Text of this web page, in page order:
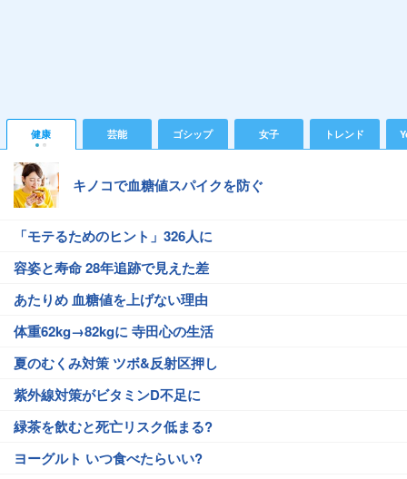
健康 芸能 ゴシップ 女子 トレンド
キノコで血糖値スパイクを防ぐ
「モテるためのヒント」326人に
容姿と寿命 28年追跡で見えた差
あたりめ 血糖値を上げない理由
体重62kg→82kgに 寺田心の生活
夏のむくみ対策 ツボ&反射区押し
紫外線対策がビタミンD不足に
緑茶を飲むと死亡リスク低まる?
ヨーグルト いつ食べたらいい?